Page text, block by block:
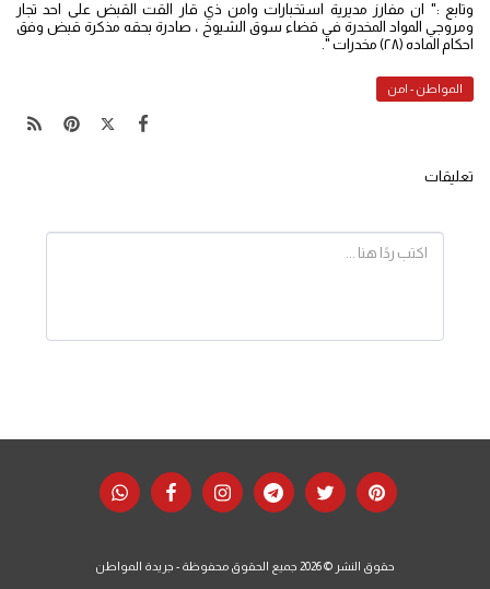
وتابع :" ان مفارز مديرية استخبارات وامن ذي قار القت القبض على احد تجار
ومروجي المواد المخدرة في قضاء سوق الشيوخ ، صادرة بحقه مذكرة قبض وفق
احكام الماده (٢٨) مخدرات ".
المواطن - امن
تعليقات
حقوق النشر © 2026 جميع الحقوق محفوظة - جريدة المواطن